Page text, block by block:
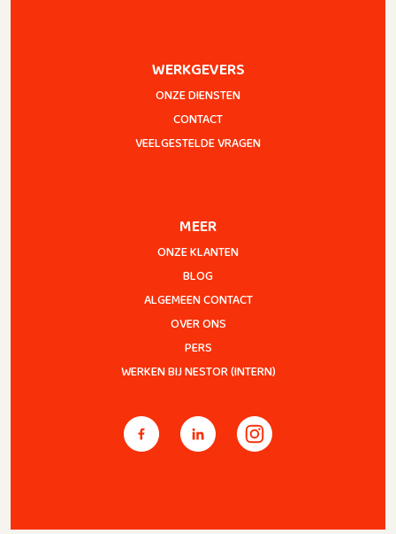
WERKGEVERS
ONZE DIENSTEN
CONTACT
VEELGESTELDE VRAGEN
MEER
ONZE KLANTEN
BLOG
ALGEMEEN CONTACT
OVER ONS
PERS
WERKEN BIJ NESTOR (INTERN)